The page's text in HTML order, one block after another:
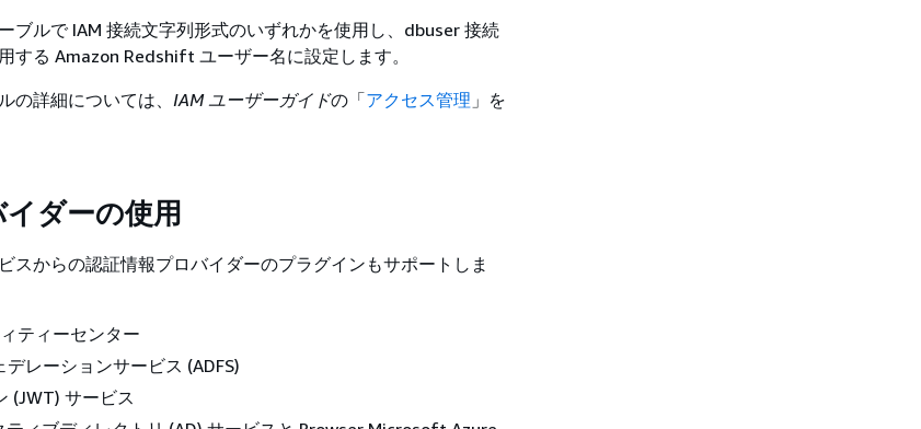
ブルで IAM 接続文字列形式のいずれかを使用し、dbuser 接続
する Amazon Redshift ユーザー名に設定します。
の詳細については、 IAM ユーザーガイドの「アクセス管理 」を
ダーの使用
スからの認証情報プロバイダーのプラグインもサポートしま
ティーセンター
レーションサービス (ADFS)
(JWT) サービス